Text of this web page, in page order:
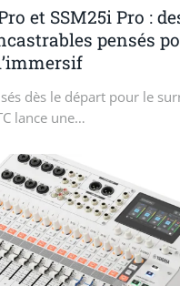
et SSM25i Pro :
pensés
dès le départ pour le
lance une…